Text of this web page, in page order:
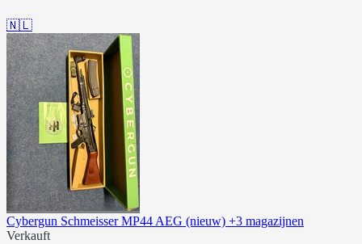
🇳🇱
Cybergun Schmeisser MP44 AEG (nieuw) +3 magazijnen
Verkauft